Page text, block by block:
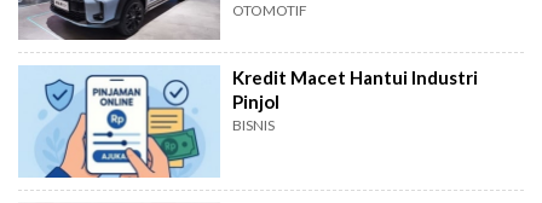
OTOMOTIF
Kredit Macet Hantui Industri
Pinjol
BISNIS